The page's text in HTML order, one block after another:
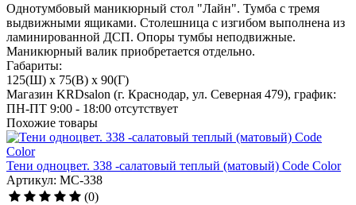
Однотумбовый маникюрный стол "Лайн". Тумба с тремя
выдвижными ящиками. Столешница с изгибом выполнена из
ламинированной ДСП. Опоры тумбы неподвижные.
Маникюрный валик приобретается отдельно.
Габариты:
125(Ш) x 75(В) x 90(Г)
Магазин KRDsalon (г. Краснодар, ул. Северная 479), график:
ПН-ПТ 9:00 - 18:00 отсутствует
Похожие товары
Тени одноцвет. 338 -салатовый теплый (матовый) Code Color
Артикул: MC-338
(0)